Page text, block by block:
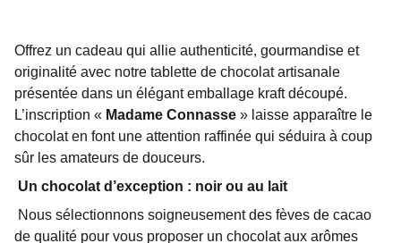
Offrez un cadeau qui allie authenticité, gourmandise et
originalité avec notre tablette de chocolat artisanale
présentée dans un élégant emballage kraft découpé.
L’inscription « Madame Connasse » laisse apparaître le
chocolat en font une attention raffinée qui séduira à coup
sûr les amateurs de douceurs.
Un chocolat d’exception : noir ou au lait
Nous sélectionnons soigneusement des fèves de cacao
de qualité pour vous proposer un chocolat aux arômes